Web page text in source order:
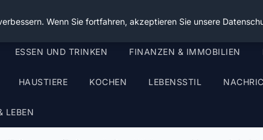
ESSEN UND TRINKEN FINANZEN & IMMOBILIEN
HAUSTIERE KOCHEN LEBENSSTIL
LEBEN
Wenn Sie fortfahren, akzeptieren Sie unsere